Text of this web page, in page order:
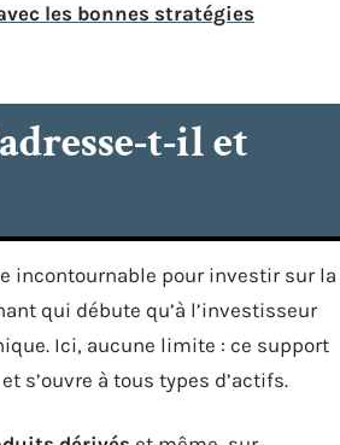
les bonnes stratégies
t-il et
incontournable pour investir sur la
qui débute qu’à l’investisseur
Ici, aucune limite : ce support
et s’ouvre à tous types d’actifs.